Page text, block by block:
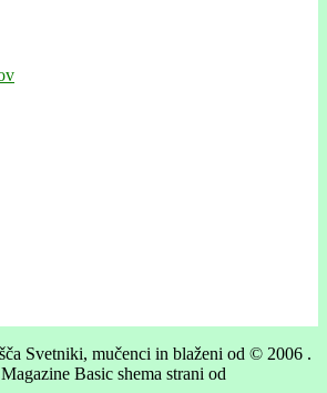
Svetniki, mučenci in blaženi od © 2006 .
Magazine Basic shema strani od